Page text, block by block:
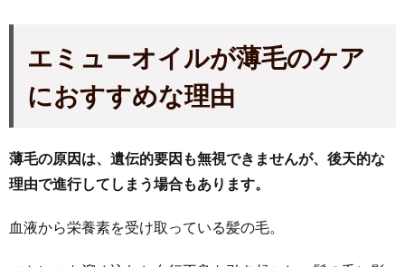
エミューオイルが薄毛のケア
におすすめな理由
薄毛の原因は、遺伝的要因も無視できませんが、後天的な
理由で進行してしまう場合もあります。
血液から栄養素を受け取っている髪の毛。